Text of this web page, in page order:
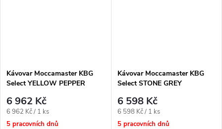
Kávovar Moccamaster KBG
Select YELLOW PEPPER
6 962 Kč
Měrná
cena:
6 962 Kč / 1 ks
5 pracovních dnů
Kávovar Moccamaster KBG
Select STONE GREY
6 598 Kč
Měrná
cena:
6 598 Kč / 1 ks
5 pracovních dnů